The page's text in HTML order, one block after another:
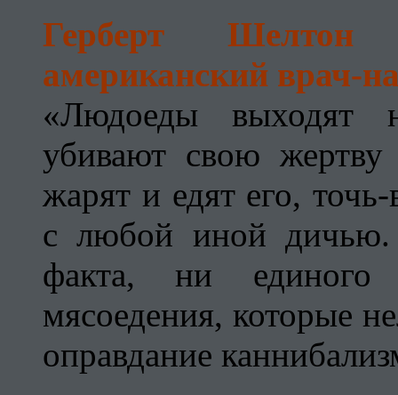
Герберт Шелтон
американский врач-
«Людоеды выходят
убивают свою
жарят и едят его,
с любой иной дичью.
факта, ни единого
мясоедения, которые
оправдание